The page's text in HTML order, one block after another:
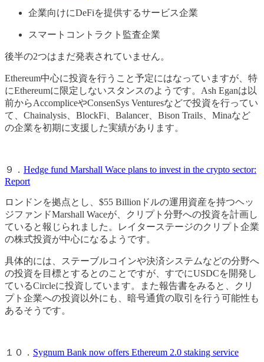
企業向けにDeFiを提供するサービス企業
スマートコントラクト監査企業
後半の2つはまだ発表されていません。
Ethereum中心に投資を行うこと予定にはなっていますが、特
にEthereumに限定しないスタンスのようです。Ash Eganは以
前からAccompliceやConsenSys Venturesなどで投資を行ってい
て、Chainalysis、BlockFi、Balancer、Bison Trails、Minaなど
の企業を初期に支援した実績があります。
９． Hedge fund Marshall Wace plans to invest in the crypto sector:
Report
ロンドンを拠点とし、$55 Billionドルの運用資産を持つヘッ
ジファンドMarshall Waceが、クリプト分野への投資を計画し
ていると報じられました。レイターステージのクリプト企業
の株式投資が中心になるようです。
具体的には、ステーブルコインや決済システムなどの分野へ
の投資を目標とするとのことですが、すでにUSDCを開発し
ているCircleに投資しています。また報告書をみると、クリ
プト企業への投資以外にも、暗号通貨の取引を行う可能性も
あるそうです。
１０． Sygnum Bank now offers Ethereum 2.0 staking service